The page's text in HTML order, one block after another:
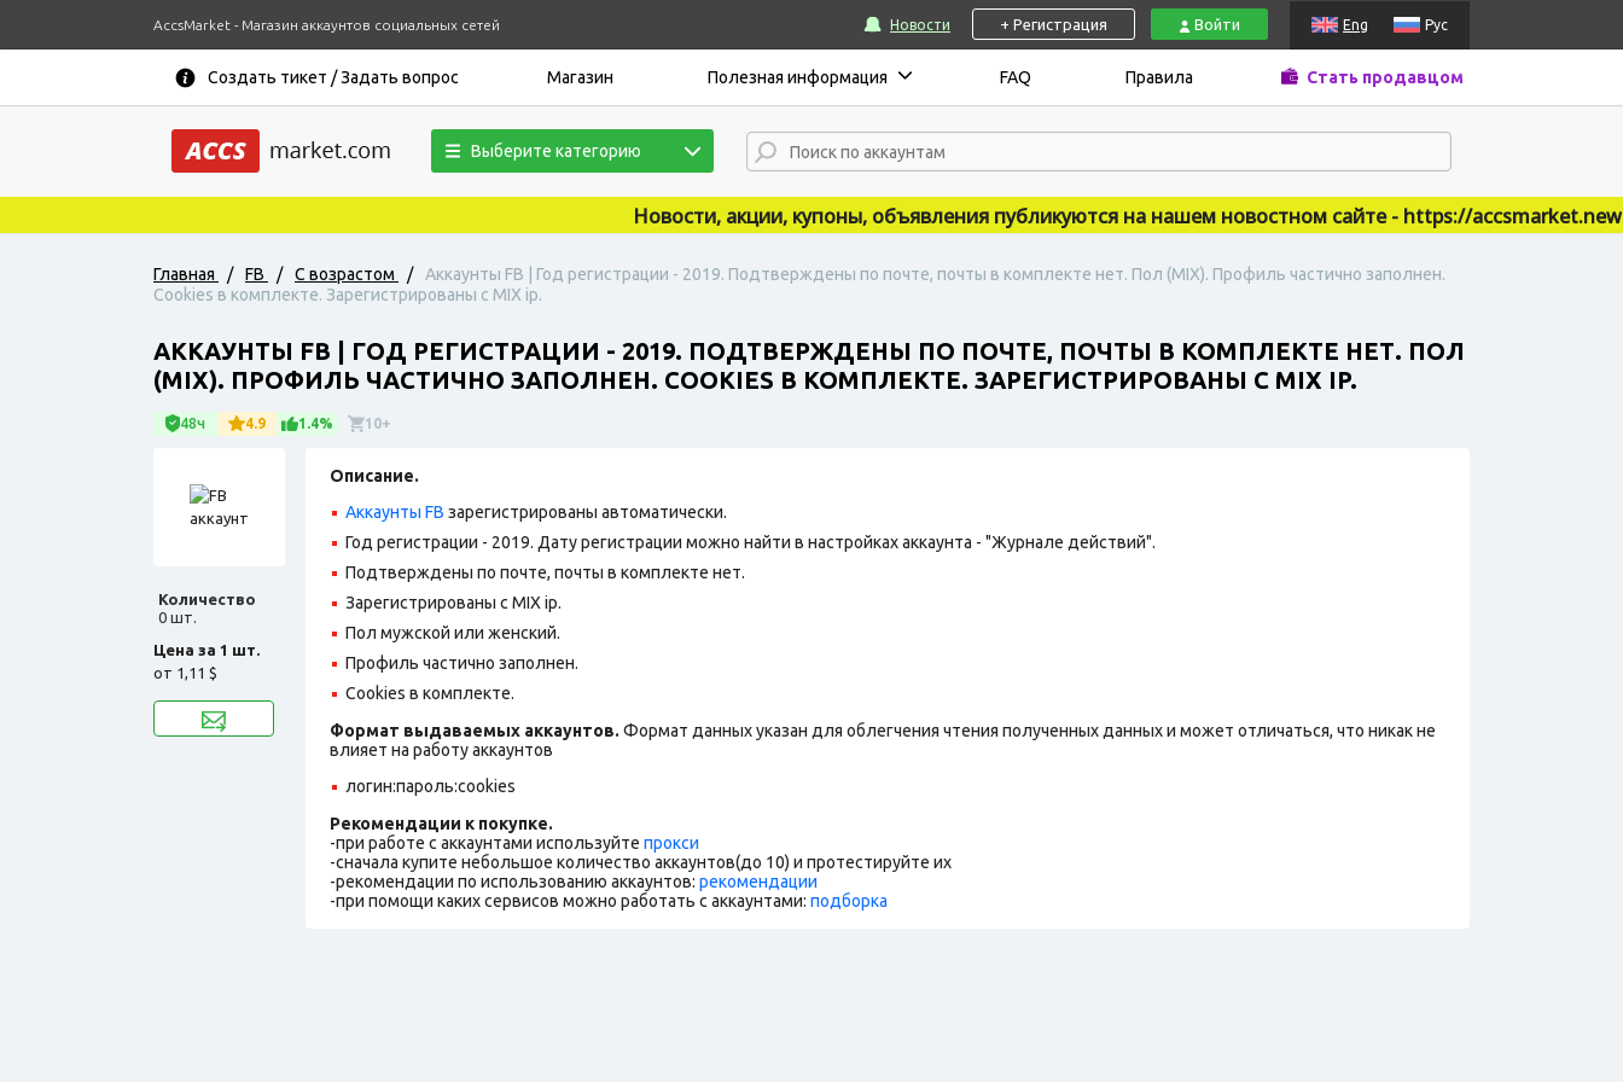
AccsMarket - Магазин аккаунтов социальных сетей Новости + Регистрация Войти Eng Рус
Создать тикет / Задать вопрос Магазин Полезная информация FAQ Правила Стать продавцом
Выберите категорию
Новости, акции, купоны, объявления публикуются на нашем новостном сайте - https://accsmarket.news
Главная / FB / С возрастом /
Аккаунты FB | Год регистрации - 2019. Подтверждены по почте, почты в комплекте нет. Пол (MIX). Профиль частично заполнен.
Cookies в комплекте. Зарегистрированы с MIX ip.
АККАУНТЫ FB | ГОД РЕГИСТРАЦИИ - 2019. ПОДТВЕРЖДЕНЫ ПО ПОЧТЕ, ПОЧТЫ В КОМПЛЕКТЕ НЕТ. ПОЛ
(MIX). ПРОФИЛЬ ЧАСТИЧНО ЗАПОЛНЕН. COOKIES В КОМПЛЕКТЕ. ЗАРЕГИСТРИРОВАНЫ С MIX IP.
48ч 4.9 1.4% 10+
Количество
0 шт.
Цена за 1 шт.
от 1,11 $
Описание.
Аккаунты FB зарегистрированы автоматически.
Год регистрации - 2019. Дату регистрации можно найти в настройках аккаунта - "Журнале действий".
Подтверждены по почте, почты в комплекте нет.
Зарегистрированы с MIX ip.
Пол мужской или женский.
Профиль частично заполнен.
Cookies в комплекте.
Формат выдаваемых аккаунтов. Формат данных указан для облегчения чтения полученных данных и может отличаться, что никак не
влияет на работу аккаунтов
логин:пароль:cookies
Рекомендации к покупке.
-при работе с аккаунтами используйте прокси
-сначала купите небольшое количество аккаунтов(до 10) и протестируйте их
-рекомендации по использованию аккаунтов: рекомендации
-при помощи каких сервисов можно работать с аккаунтами: подборка